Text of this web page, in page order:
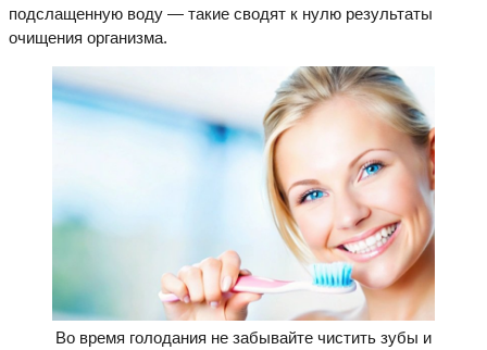
подслащенную воду — такие сводят к нулю результаты
очищения организма.
Во время голодания не забывайте чистить зубы и